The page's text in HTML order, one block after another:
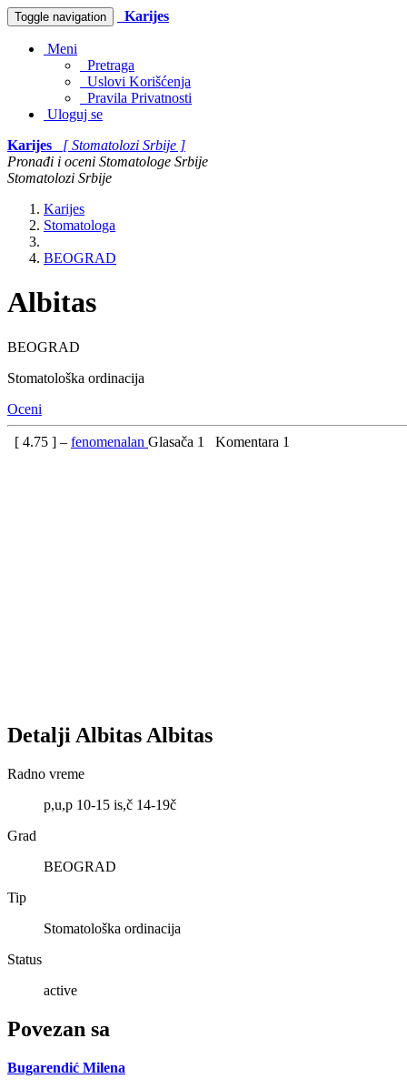
Toggle navigation Karijes
Meni
Pretraga
Uslovi Korišćenja
Pravila Privatnosti
Uloguj se
Karijes
[ Stomatolozi Srbije ]
Pronađi i oceni Stomatologe Srbije
Stomatolozi Srbije
Karijes
Stomatologa
BEOGRAD
Albitas
BEOGRAD
Stomatološka ordinacija
Oceni
[ 4.75 ] – fenomenalan Glasača 1 Komentara 1
Detalji Albitas Albitas
Radno vreme
p,u,p 10-15 is,č 14-19č
Grad
BEOGRAD
Tip
Stomatološka ordinacija
Status
active
Povezan sa
Bugarendić Milena